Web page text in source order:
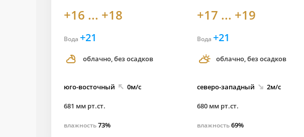
+16 ... +18
Вода +21
облачно, без осадков
юго-восточный 0м/с
681 мм рт.ст.
влажность73%
+17 ... +19
Вода +21
облачно, без осадков
северо-западный 2м/с
680 мм рт.ст.
влажность69%